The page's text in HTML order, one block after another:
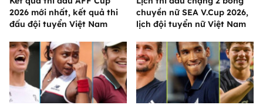
2026 mới nhất, kết quả thi
đấu đội tuyển Việt Nam
chuyền nữ SEA V.Cup 2026,
lịch đội tuyển nữ Việt Nam